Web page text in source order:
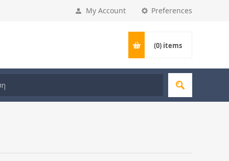
Preferences
My Account
(0) items